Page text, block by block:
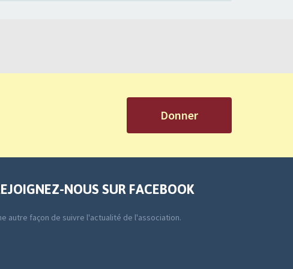
Donner
NOUS SUR FACEBOOK
autre façon de suivre l'actualité de l'association.